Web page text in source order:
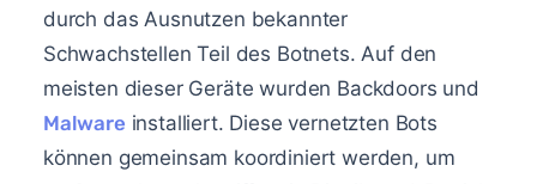
durch das Ausnutzen bekannter
Schwachstellen Teil des Botnets. Auf den
meisten dieser Geräte wurden Backdoors und
Malware installiert. Diese vernetzten Bots
können gemeinsam koordiniert werden, um